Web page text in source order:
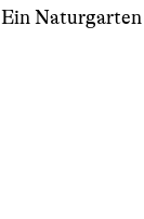
Ein Naturgarten